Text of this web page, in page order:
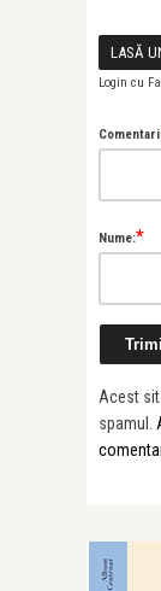
LASĂ
Login cu
Nume:*
Acest
spamul.